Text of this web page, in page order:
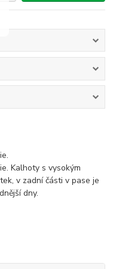
Kalhoty s vysokým
v zadní části v pase je
dny.